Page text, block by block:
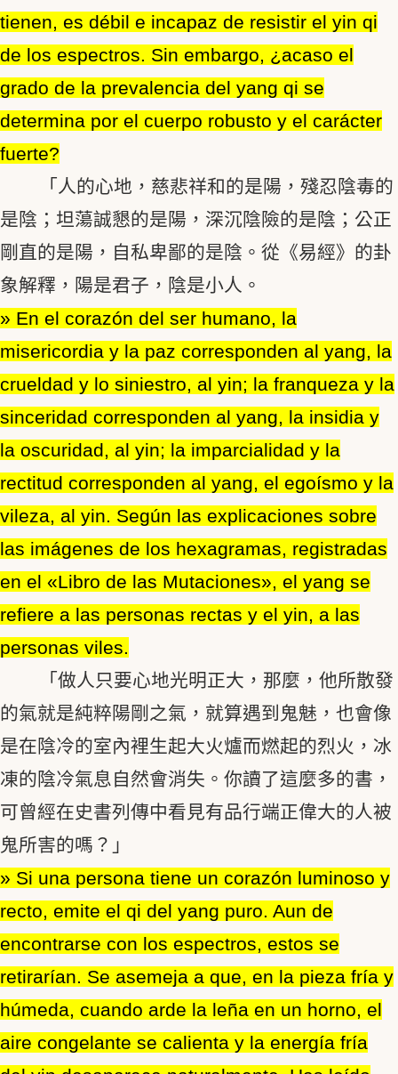
tienen, es débil e incapaz de resistir el yin qi
de los espectros. Sin embargo, ¿acaso el
grado de la prevalencia del yang qi se
determina por el cuerpo robusto y el carácter
fuerte?
「人的心地，慈悲祥和的是陽，殘忍陰毒的
是陰；坦蕩誠懇的是陽，深沉陰險的是陰；公正
剛直的是陽，自私卑鄙的是陰。從《易經》的卦
象解釋，陽是君子，陰是小人。
» En el corazón del ser humano, la
misericordia y la paz corresponden al yang, la
crueldad y lo siniestro, al yin; la franqueza y la
sinceridad corresponden al yang, la insidia y
la oscuridad, al yin; la imparcialidad y la
rectitud corresponden al yang, el egoísmo y la
vileza, al yin. Según las explicaciones sobre
las imágenes de los hexagramas, registradas
en el «Libro de las Mutaciones», el yang se
refiere a las personas rectas y el yin, a las
personas viles.
「做人只要心地光明正大，那麼，他所散發
的氣就是純粹陽剛之氣，就算遇到鬼魅，也會像
是在陰冷的室內裡生起大火爐而燃起的烈火，冰
凍的陰冷氣息自然會消失。你讀了這麼多的書，
可曾經在史書列傳中看見有品行端正偉大的人被
鬼所害的嗎？」
» Si una persona tiene un corazón luminoso y
recto, emite el qi del yang puro. Aun de
encontrarse con los espectros, estos se
retirarían. Se asemeja a que, en la pieza fría y
húmeda, cuando arde la leña en un horno, el
aire congelante se calienta y la energía fría